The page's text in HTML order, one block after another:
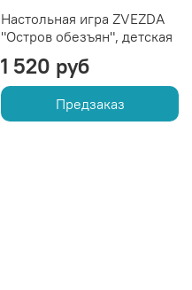
Настольная игра ZVEZDA
"Остров обезъян", детская
1 520 руб
Предзаказ